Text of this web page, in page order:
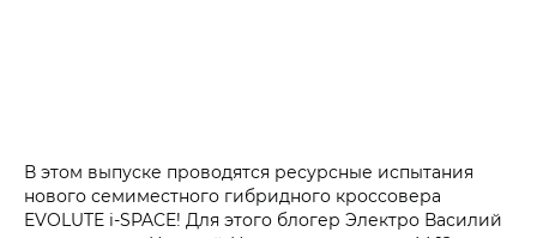
В этом выпуске проводятся ресурсные испытания
нового семиместного гибридного кроссовера
EVOLUTE i‑SPACE! Для этого блогер Электро Василий